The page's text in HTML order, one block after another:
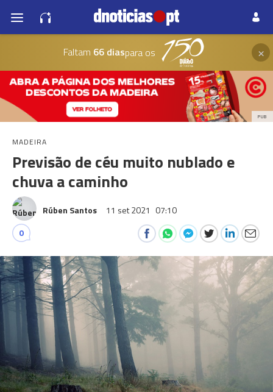
Faltam 66 diaspara os ×
PUB
MADEIRA
Previsão de céu muito nublado e
chuva a caminho
Rúben Santos 11 set 2021 07:10
0